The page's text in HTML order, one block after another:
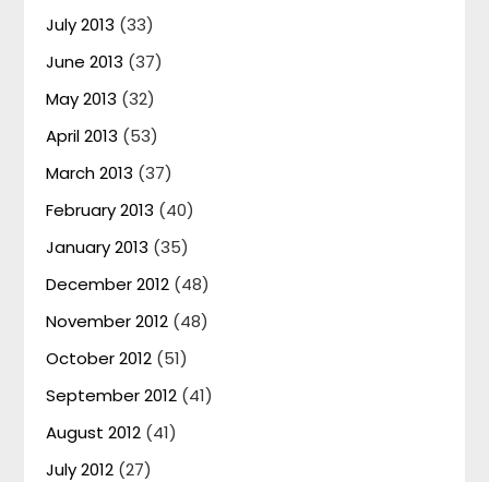
July 2013 (33)
June 2013 (37)
May 2013 (32)
April 2013 (53)
March 2013 (37)
February 2013 (40)
January 2013 (35)
December 2012 (48)
November 2012 (48)
October 2012 (51)
September 2012 (41)
August 2012 (41)
July 2012 (27)